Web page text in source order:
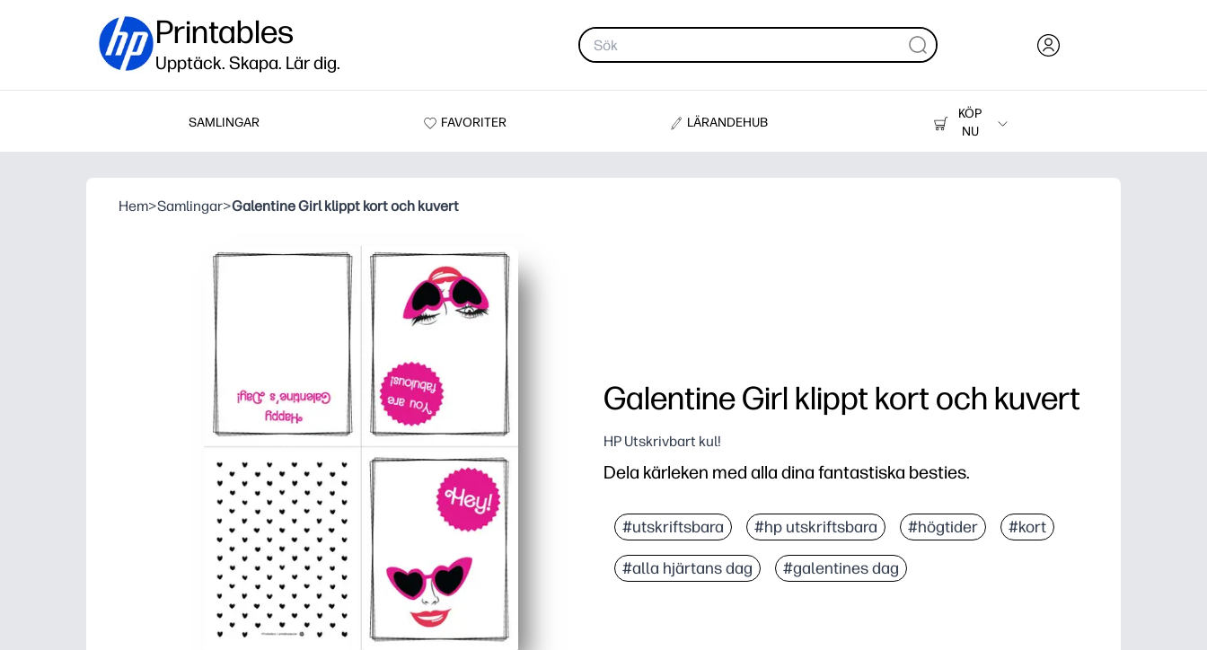
Printables
Upptäck. Skapa. Lär dig.
SAMLINGAR FAVORITER LÄRANDEHUB
KÖP
NU
Skrivare
Hem>Samlingar>Galentine Girl klippt kort och kuvert
Galentine Girl klippt kort och kuvert
HP Utskrivbart kul!
Dela kärleken med alla dina fantastiska besties.
#utskriftsbara #hp utskriftsbara #högtider #kort
#alla hjärtans dag #galentines dag